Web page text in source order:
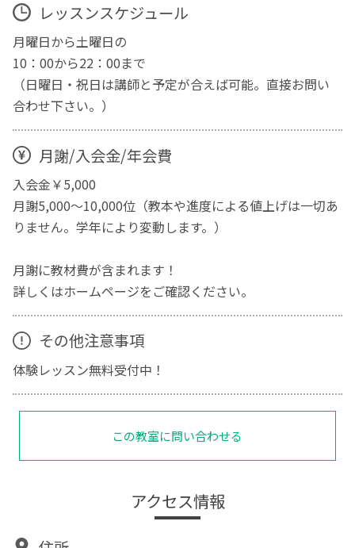
レッスンスケジュール
月曜日から土曜日の
10：00から22：00まで
（日曜日・祝日は講師と予定が合えば可能。直接お問い
合わせ下さい。）
月謝/入会金/年会費
入会金￥5,000
月謝5,000～10,000位（教本や進度による値上げは一切あ
りません。学年により変動します。）
月謝に教材費が含まれます！
詳しくはホームページをご確認ください。
その他注意事項
体験レッスン無料受付中！
この教室に問い合わせる
アクセス情報